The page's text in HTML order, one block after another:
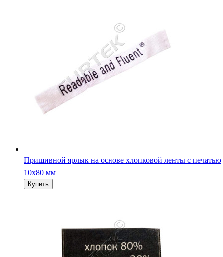
Пришивной ярлык на основе хлопковой ленты с печатью
10х80 мм